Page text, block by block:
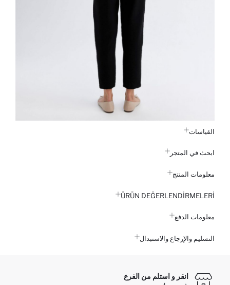
القياسات
ابحث في المتجر
معلومات المنتج
ÜRÜN DEĞERLENDİRMELERİ
معلومات الدفع
التسليم والإرجاع والاستبدال
انقر و استلم من الفرع